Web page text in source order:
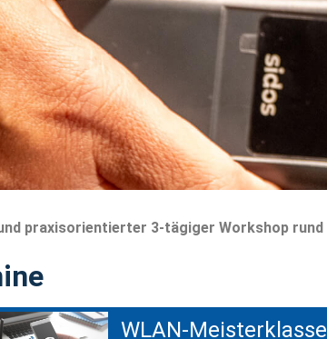
praxisorientierter 3-tägiger Workshop rund
WLAN-